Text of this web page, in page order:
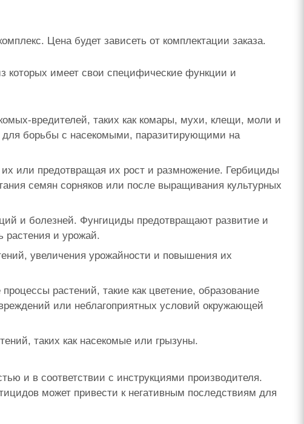
Цена будет зависеть от комплектации заказа.
которых имеет свои специфические функции и
вредителей, таких как комары, мухи, клещи, моли и
для борьбы с насекомыми, паразитирующими на
или предотвращая их рост и размножение. Гербициды
семян сорняков или после выращивания культурных
и болезней. Фунгициды предотвращают развитие и
растения и урожай.
увеличения урожайности и повышения их
растений, такие как цветение, образование
или неблагоприятных условий окружающей
таких как насекомые или грызуны.
и в соответствии с инструкциями производителя.
может привести к негативным последствиям для